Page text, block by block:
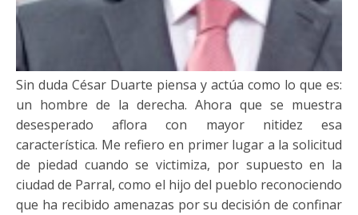
Sin duda César Duarte piensa y actúa como lo que es:
un hombre de la derecha. Ahora que se muestra
desesperado aflora con mayor nitidez esa
característica. Me refiero en primer lugar a la solicitud
de piedad cuando se victimiza, por supuesto en la
ciudad de Parral, como el hijo del pueblo reconociendo
que ha recibido amenazas por su decisión de confinar